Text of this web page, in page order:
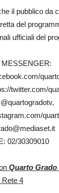
il pubblico da
del
ufficiali del
twitter.com/
02/30309010
Quarto Grado
Rete 4